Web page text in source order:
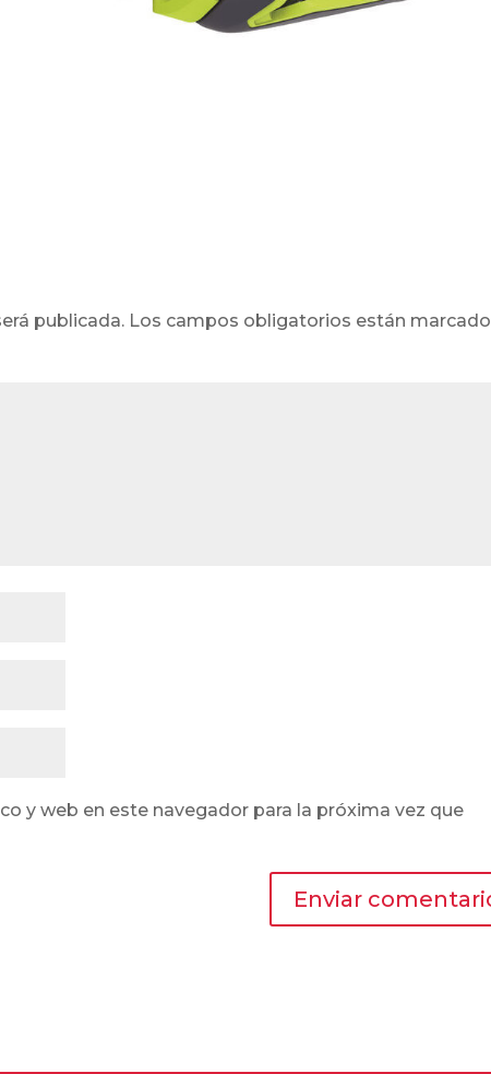
publicada. Los campos obligatorios están
y web en este navegador para la próxima vez que